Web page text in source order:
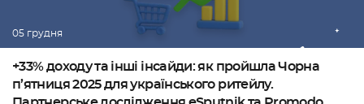
05 грудня
+33% доходу та інші інсайди: як пройшла Чорна
п’ятниця 2025 для українського ритейлу.